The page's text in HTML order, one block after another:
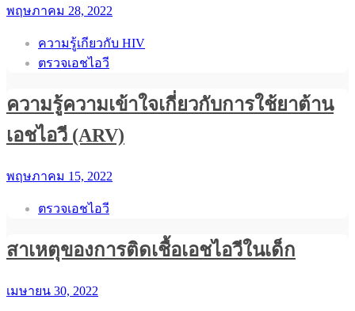
พฤษภาคม 28, 2022
ความรู้เกียวกับ HIV
ตรวจเอชไอวี
ความรู้ความเข้าใจเกี่ยวกับการใช้ยาต้าน
เอชไอวี (ARV)
พฤษภาคม 15, 2022
ตรวจเอชไอวี
สาเหตุของการติดเชื้อเอชไอวีในเด็ก
เมษายน 30, 2022